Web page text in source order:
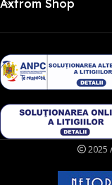
Axtrom Shop
2025